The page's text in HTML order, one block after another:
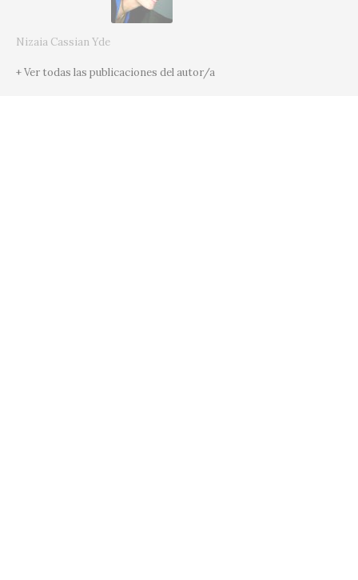
Nizaia Cassian Yde
+ Ver todas las publicaciones del autor/a